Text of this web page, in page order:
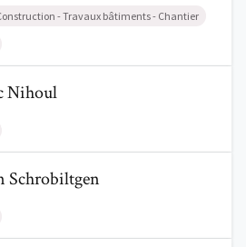
- Travaux bâtiments - Chantier
Nihoul
Nihoul
Schrobiltgen
Schrobiltgen